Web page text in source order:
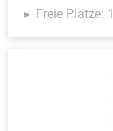
Freie Plätze: 1